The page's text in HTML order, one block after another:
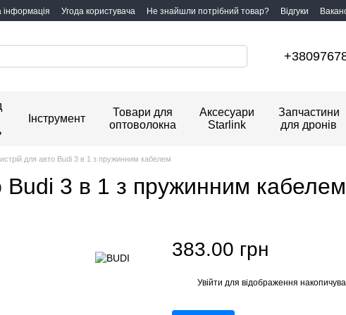
інформація Угода користувача Не знайшли потрібний товар? Відгуки
Інструмент
Товари для
оптоволокна
Аксесуари
Starlink
Запчастини
для дронів
для авто Budi 3 в 1 з пружинним кабелем
Budi 3 в 1 з пружинним кабелем
383.00 грн
Увійти для відображення